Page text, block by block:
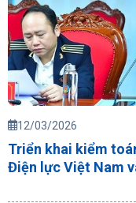
12/03/2026
Triển khai kiểm
Điện lực Việt Nam